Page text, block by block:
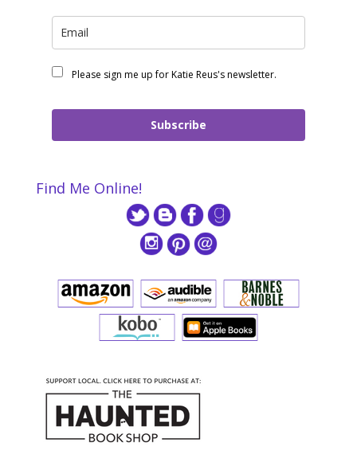
Please sign me up for Katie Reus's newsletter.
Subscribe
Find Me Online!